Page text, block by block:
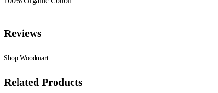
Reviews
Shop Woodmart
Related Products